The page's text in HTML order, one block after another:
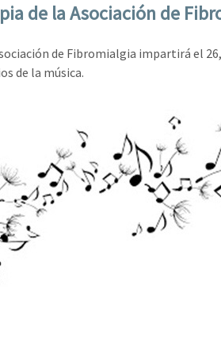
de la Asociación de
de Fibromialgia impartirá el
de la música.